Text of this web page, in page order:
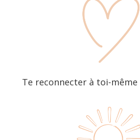
Te reconnecter à toi-même